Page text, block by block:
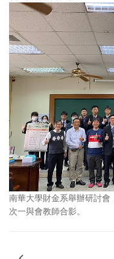
南華大學財金系舉辦研討
次一與會教師合影。